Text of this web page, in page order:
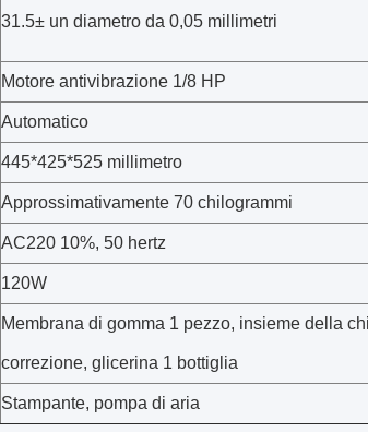
31.5± un diametro da 0,05 millimetri
Motore antivibrazione 1/8 HP
Automatico
445*425*525 millimetro
Approssimativamente 70 chilogrammi
AC220 10%, 50 hertz
120W
Membrana di gomma 1 pezzo, insieme della
correzione, glicerina 1 bottiglia
Stampante, pompa di aria